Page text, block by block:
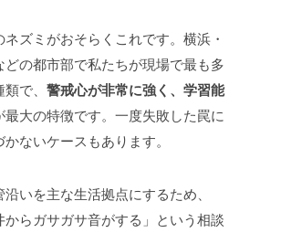
ズミがおそらくこれです。横浜・
どの都市部で私たちが現場で最も多
で、 警戒心が非常に強く、学習能
最大の特徴です。一度失敗した罠に
ないケースもあります。
いを主な生活拠点にするため、
からガサガサ音がする」という相談